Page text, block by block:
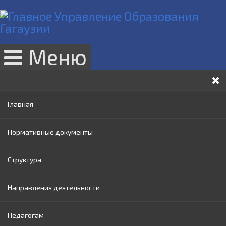
Меню
Главная
Нормативные документы
Законы РМ
Нормативные акты Правительства РМ
Нормативные документы МОИ
Структура
Руководство
Административный совет
Направления деятельности
Раннее образование
Педагогам